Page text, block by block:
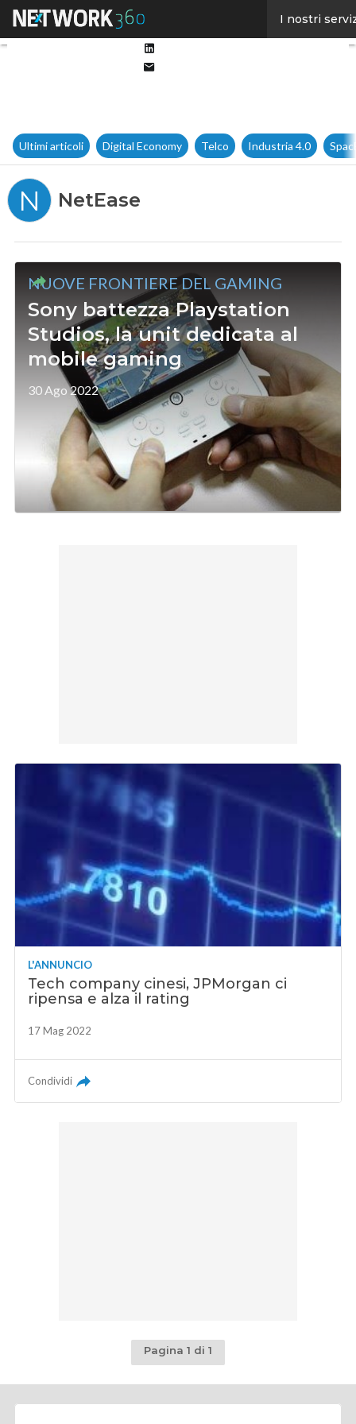
I nostri
Ultimi articoli Digital Economy Telco Industria 4.0
N NetEase
NUOVE FRONTIERE DEL GAMING
Sony battezza Playstation
Studios, la unit dedicata al
mobile gaming
30 Ago 2022
L'ANNUNCIO
Tech company cinesi, JPMorgan ci
ripensa e alza il rating
17 Mag 2022
Condividi
Pagina 1 di 1